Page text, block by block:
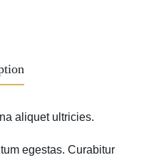
aliquet ultricies.
egestas. Curabitur